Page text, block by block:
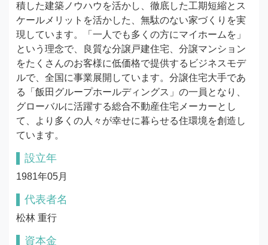
積した建築ノウハウを活かし、徹底した工期短縮とス
ケールメリットを活かした、無駄のない家づくりを実
現しています。「一人でも多くの方にマイホームを」
という理念で、良質な分譲戸建住宅、分譲マンション
をたくさんのお客様に低価格で提供するビジネスモデ
ルで、全国に事業展開しています。分譲住宅大手であ
る「飯田グループホールディングス」の一員となり、
グローバルに活躍する総合不動産住宅メーカーとし
て、より多くの人々が幸せに暮らせる住環境を創造し
ています。
設立年
1981年05月
代表者名
松林 重行
資本金